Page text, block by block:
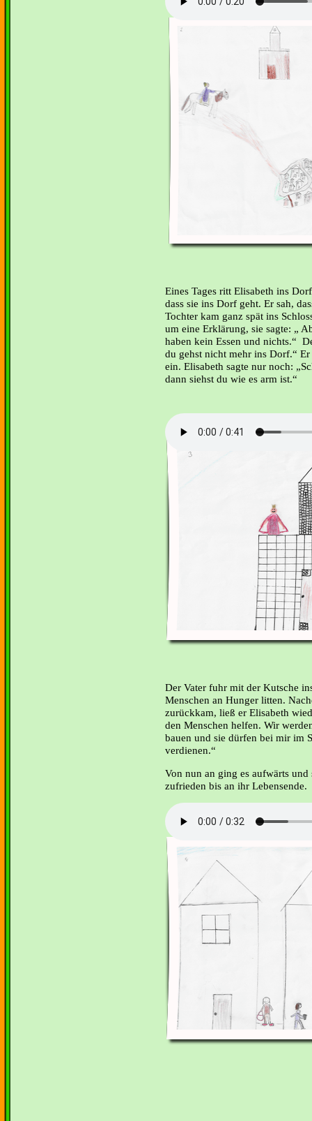
Eines Tages ritt Elisabeth ins
dass sie ins Dorf geht. Er sah,
Tochter kam ganz spät ins
um eine Erklärung, sie sagte: „
haben kein Essen und nichts.“
du gehst nicht mehr ins Dorf.“
ein. Elisabeth sagte nur noch:
dann siehst du wie es arm ist.“
Der Vater fuhr mit der Kutsche
Menschen an Hunger litten.
zurückkam, ließ er Elisabeth
den Menschen helfen. Wir
bauen und sie dürfen bei mir im
verdienen.“
Von nun an ging es aufwärts
zufrieden bis an ihr Lebensende.